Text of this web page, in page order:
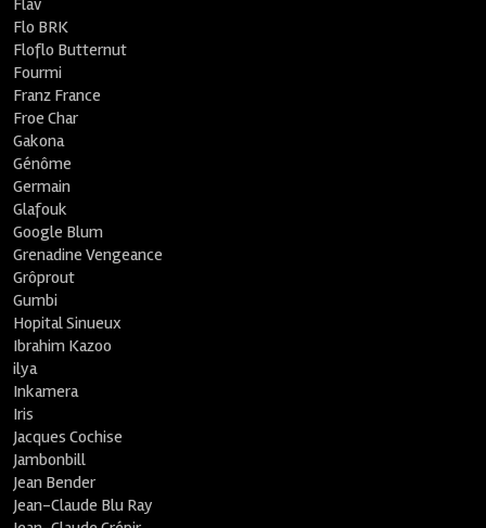
Flav
Flo BRK
Floflo Butternut
Fourmi
Franz France
Froe Char
Gakona
Génôme
Germain
Glafouk
Google Blum
Grenadine Vengeance
Grôprout
Gumbi
Hopital Sinueux
Ibrahim Kazoo
ilya
Inkamera
Iris
Jacques Cochise
Jambonbill
Jean Bender
Jean-Claude Blu Ray